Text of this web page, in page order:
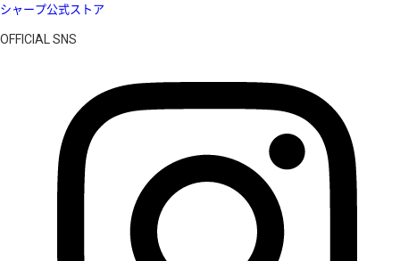
シャープ公式ストア
OFFICIAL SNS